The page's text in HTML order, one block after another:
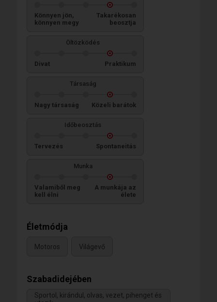
Könnyen jön,
könnyen megy
Takarékosan
beosztja
Öltözködés
Divat Praktikum
Társaság
Nagy társaság Közeli barátok
Időbeosztás
Tervezés Spontaneitás
Munka
Valamiből meg
kell élni
A munkája az
élete
Életmódja
Motoros Világevő
Szabadidejében
Sportol, kirándul, olvas, vezet, pihenget és